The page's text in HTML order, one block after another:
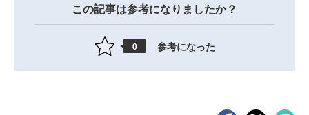
この記事は参考になりましたか？
0 参考になった